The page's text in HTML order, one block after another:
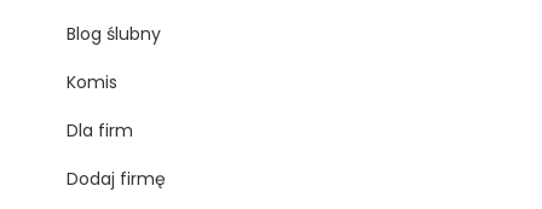
Blog ślubny
Komis
Dla firm
Dodaj firmę